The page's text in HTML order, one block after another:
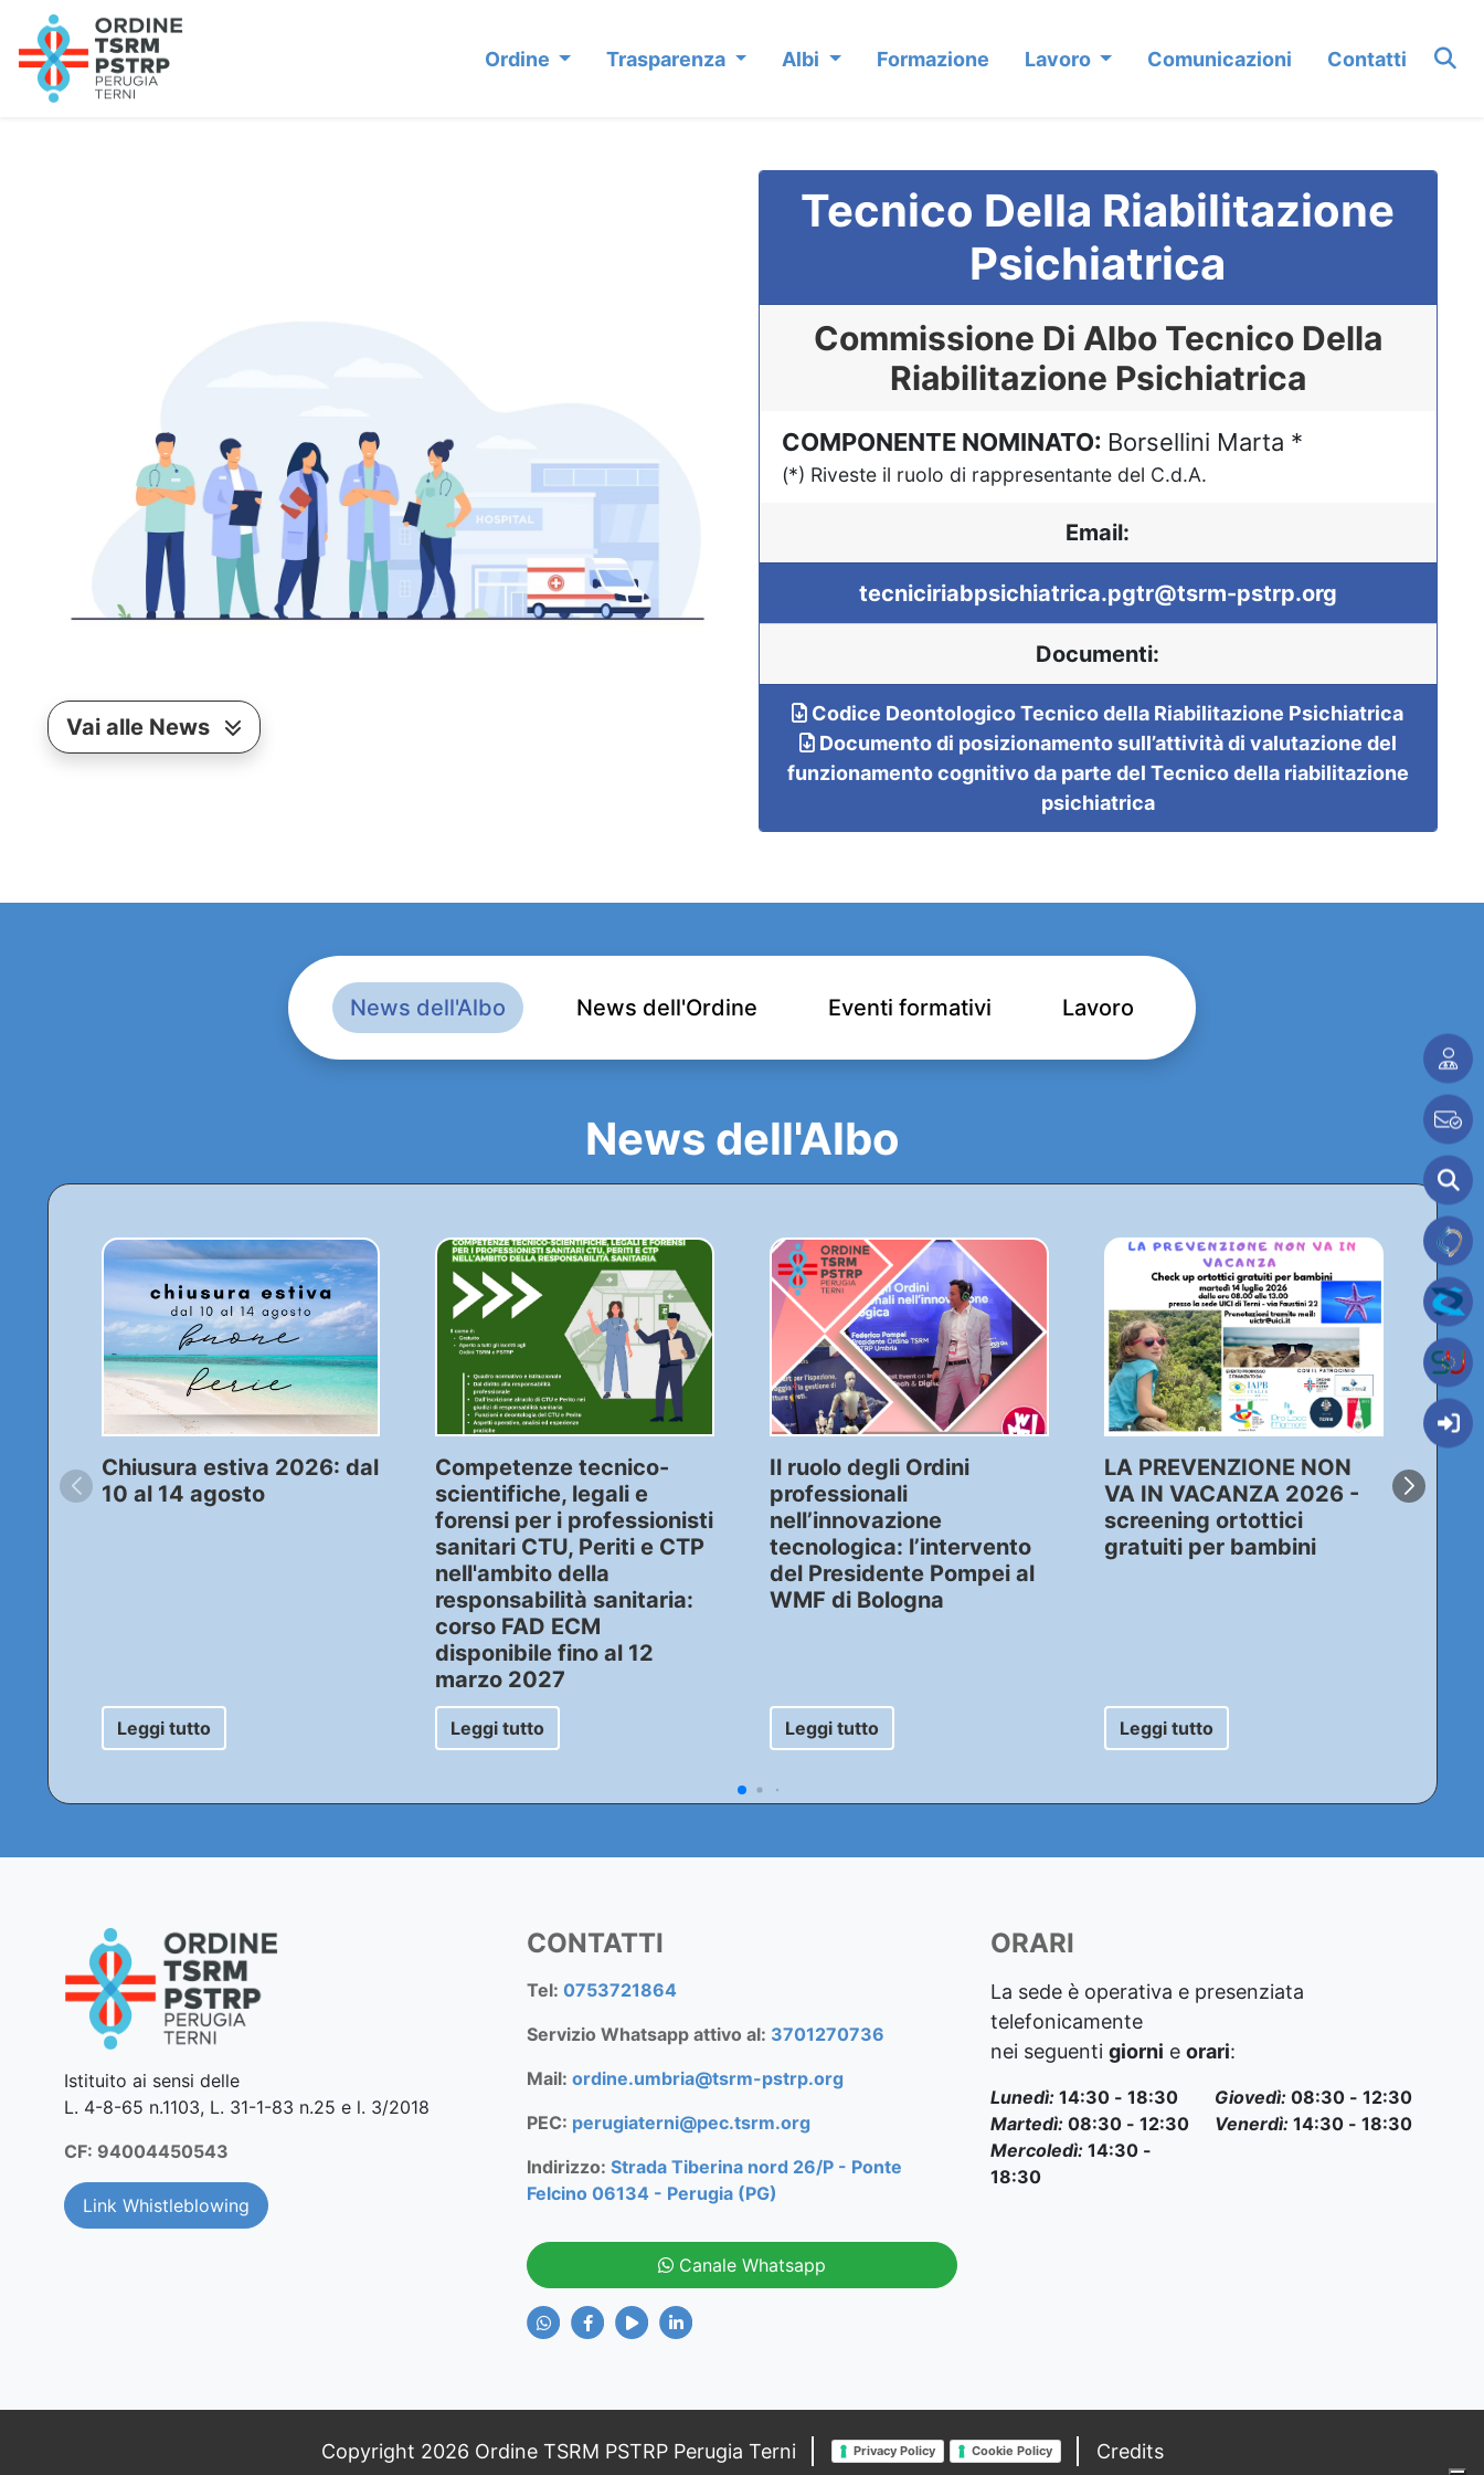
Ordine Trasparenza Albi Formazione Lavoro Comunicazioni Contatti
Vai alle News
Tecnico Della Riabilitazione
Psichiatrica
Commissione Di Albo Tecnico Della
Riabilitazione Psichiatrica
COMPONENTE NOMINATO: Borsellini Marta *
(*) Riveste il ruolo di rappresentante del C.d.A.
Email:
tecniciriabpsichiatrica.pgtr@tsrm-pstrp.org
Documenti:
Codice Deontologico Tecnico della Riabilitazione Psichiatrica
Documento di posizionamento sull’attività di valutazione del
funzionamento cognitivo da parte del Tecnico della riabilitazione
psichiatrica
News dell'Albo News dell'Ordine Eventi formativi Lavoro
News dell'Albo
Chiusura estiva 2026: dal
10 al 14 agosto
Leggi tutto
Competenze tecnico-
scientifiche, legali e
forensi per i professionisti
sanitari CTU, Periti e CTP
nell'ambito della
responsabilità sanitaria:
corso FAD ECM
disponibile fino al 12
marzo 2027
Leggi tutto
Il ruolo degli Ordini
professionali
nell’innovazione
tecnologica: l’intervento
del Presidente Pompei al
WMF di Bologna
Leggi tutto
LA PREVENZIONE NON
VA IN VACANZA 2026 -
screening ortottici
gratuiti per bambini
Leggi tutto
Istituito ai sensi delle
L. 4-8-65 n.1103, L. 31-1-83 n.25 e l. 3/2018
CF: 94004450543
Link Whistleblowing
CONTATTI
Tel:0753721864
Servizio Whatsapp attivo al: 3701270736
Mail:ordine.umbria@tsrm-pstrp.org
PEC: perugiaterni@pec.tsrm.org
Indirizzo:Strada Tiberina nord 26/P - Ponte
Felcino 06134 - Perugia (PG)
Canale Whatsapp
ORARI
La sede è operativa e presenziata
telefonicamente
nei seguenti giorni e orari:
Lunedì: 14:30 - 18:30
Martedì: 08:30 - 12:30
Mercoledì: 14:30 -
18:30
Giovedì: 08:30 - 12:30
Venerdì: 14:30 - 18:30
Copyright 2026 Ordine TSRM PSTRP Perugia Terni Privacy Policy Cookie Policy Credits